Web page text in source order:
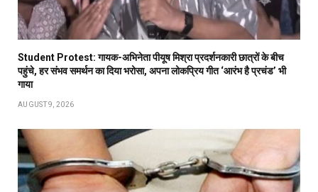
Student Protest: गायक-अभिनेता पीयूष मिश्रा प्रदर्शनकारी छात्रों के बीच
पहुंचे, हर संभव समर्थन का दिया भरोसा, अपना लोकप्रिय गीत ‘आरंभ है प्रचंड’ भी
गाया
AUGUST 9, 2026